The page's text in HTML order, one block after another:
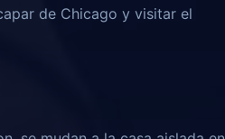
de Chicago y visitar el